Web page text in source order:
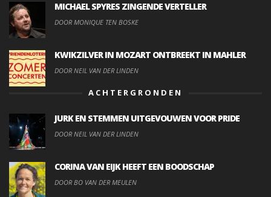
MICHAEL SPYRES ZINGENDE VERTELLER
DOOR MONIQUE TEN BOSKE
KWIKZILVER IN MOZART ONTBREEKT IN MAHLER
DOOR NEIL VAN DER LINDEN
ACHTERGRONDEN
JURK EN STEMMEN UITGEVOUWEN VOOR PRIDE
DOOR NEIL VAN DER LINDEN
CORINA VAN EIJK HEEFT EEN BOODSCHAP
DOOR BO VAN DER MEULEN